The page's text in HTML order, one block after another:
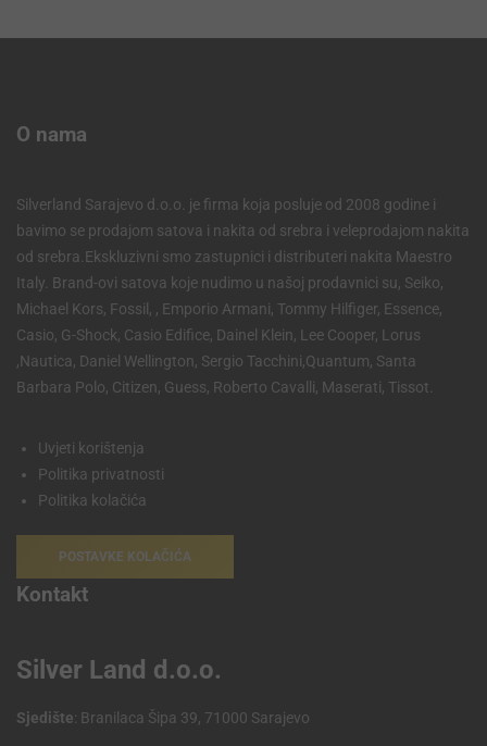
O nama
Silverland Sarajevo d.o.o. je firma koja posluje od 2008 godine i
bavimo se prodajom satova i nakita od srebra i veleprodajom nakita
od srebra.Ekskluzivni smo zastupnici i distributeri nakita Maestro
Italy. Brand-ovi satova koje nudimo u našoj prodavnici su, Seiko,
Michael Kors, Fossil, , Emporio Armani, Tommy Hilfiger, Essence,
Casio, G-Shock, Casio Edifice, Dainel Klein, Lee Cooper, Lorus
,Nautica, Daniel Wellington, Sergio Tacchini,Quantum, Santa
Barbara Polo, Citizen, Guess, Roberto Cavalli, Maserati, Tissot.
Uvjeti korištenja
Politika privatnosti
Politika kolačića
POSTAVKE KOLAČIĆA
Kontakt
Silver Land d.o.o.
Sjedište: Branilaca Šipa 39, 71000 Sarajevo